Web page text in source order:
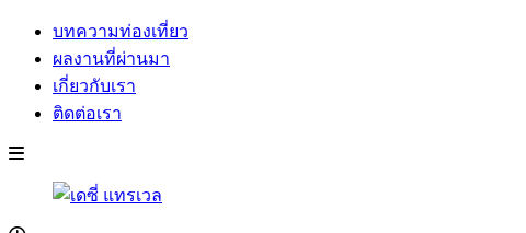
บทความท่องเที่ยว
ผลงานที่ผ่านมา
เกี่ยวกับเรา
ติดต่อเรา